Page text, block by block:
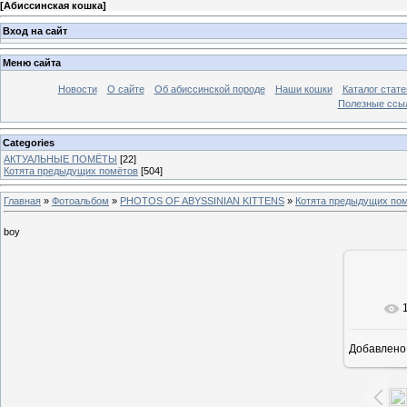
[Абиссинская кошка]
Вход на сайт
Меню сайта
Новости О сайте Об абиссинской породе Наши кошки
Каталог
Полезные
Categories
АКТУАЛЬНЫЕ ПОМЁТЫ [22]
Котята предыдущих помётов [504]
Главная » Фотоальбом » PHOTOS OF ABYSSINIAN KITTENS » Котята предыдущих
boy
В
Добавлено